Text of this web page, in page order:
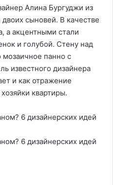
Алина Бургуджи из
сыновей. В качестве
а акцентными стали
и голубой. Стену над
мозаичное панно с
известного дизайнера
и как отражение
квартиры.